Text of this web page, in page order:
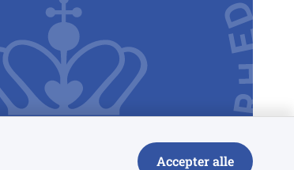
Accepter alle